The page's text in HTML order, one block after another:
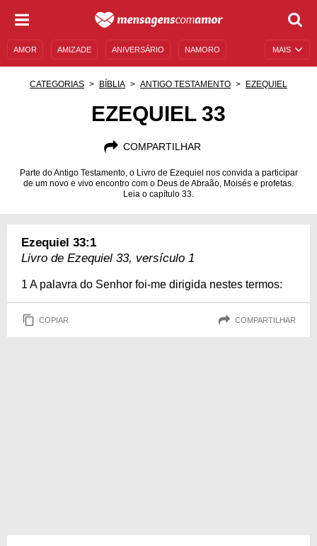
MAIS
AMOR AMIZADE ANIVERSÁRIO NAMORO
CATEGORIAS BÍBLIA ANTIGO TESTAMENTO EZEQUIEL
EZEQUIEL 33
COMPARTILHAR
Parte do Antigo Testamento, o Livro de Ezequiel nos convida a participar
de um novo e vivo encontro com o Deus de Abraão, Moisés e profetas.
Leia o capítulo 33.
Ezequiel 33:1
Livro de Ezequiel 33, versículo 1
1 A palavra do Senhor foi-me dirigida nestes termos:
COPIAR COMPARTILHAR